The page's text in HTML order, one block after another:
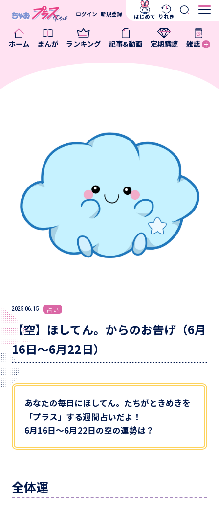
ホーム まんが ランキング 記事&動画 定期購読 雑誌
ログイン 新規登録 はじめて りれき
2025.06.15 占い
【空】ほしてん。からのお告げ（6月
16日～6月22日）
あなたの毎日にほしてん。たちがときめきを
「プラス」する週間占いだよ！
6月16日～6月22日の空の運勢は？
全体運